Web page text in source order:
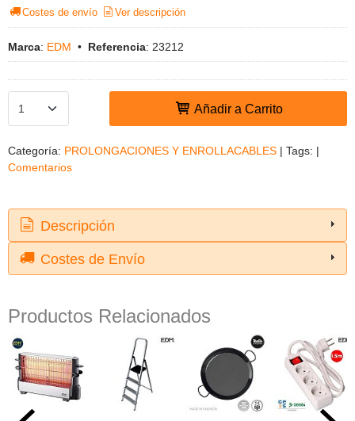
Costes de envío Ver descripción
Marca: EDM • Referencia: 23212
Añadir a Carrito
Categoría: PROLONGACIONES Y ENROLLACABLES | Tags: |
Comentarios
Descripción
Costes de Envío
Productos Relacionados